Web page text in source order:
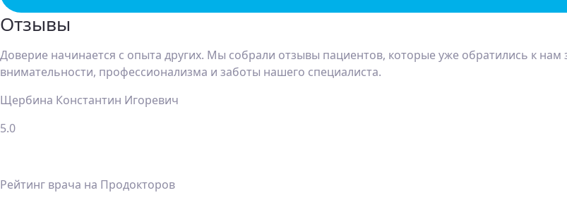
Отзывы
Доверие начинается с опыта других. Мы собрали отзывы пациентов, которые уже обратились к
внимательности, профессионализма и заботы нашего специалиста.
Щербина Константин Игоревич
5.0
Рейтинг врача на Продокторов